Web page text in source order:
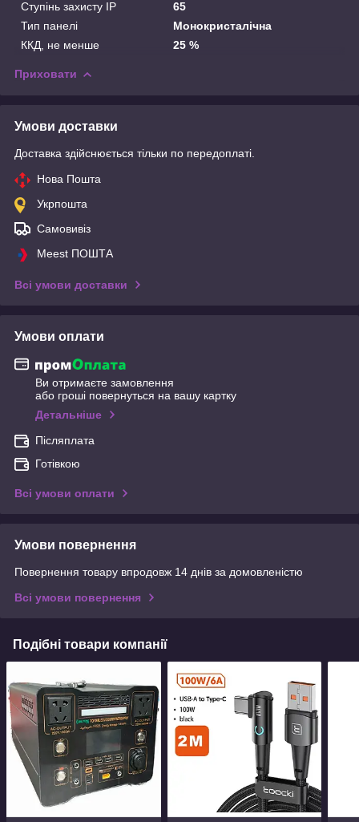
Ступінь захисту IP
65
Тип панелі
Монокристалічна
ККД, не менше
25 %
Приховати
Умови доставки
Доставка здійснюється тільки по передоплаті.
Нова Пошта
Укрпошта
Самовивіз
Meest ПОШТА
Всі умови доставки
Умови оплати
Ви отримаєте замовлення
або гроші повернуться на вашу картку
Детальніше
Післяплата
Готівкою
Всі умови оплати
Умови повернення
Повернення товару впродовж 14 днів за домовленістю
Всі умови повернення
Подібні товари компанії